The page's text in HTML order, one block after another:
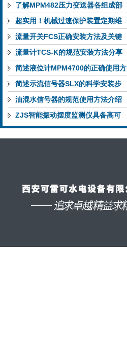
功能特性稳定完成液位监测
了解MPM482压力变送器各组成部
件功能特点有助于提升选型合理性
超实用！机械过速保护装置定期维
护保养方法大汇总
流量开关FCS正确安装方法及关键
要点专业分享
流量计TCS-K的规范安装方法分享
简述液位计MPM4700的正确使用方
法
简述示流信号器SLX的科学安装步
骤
油混水信号器的规范使用方法介绍
ZJS智能振动摆度监测仪具备高可
靠性与自诊断能力